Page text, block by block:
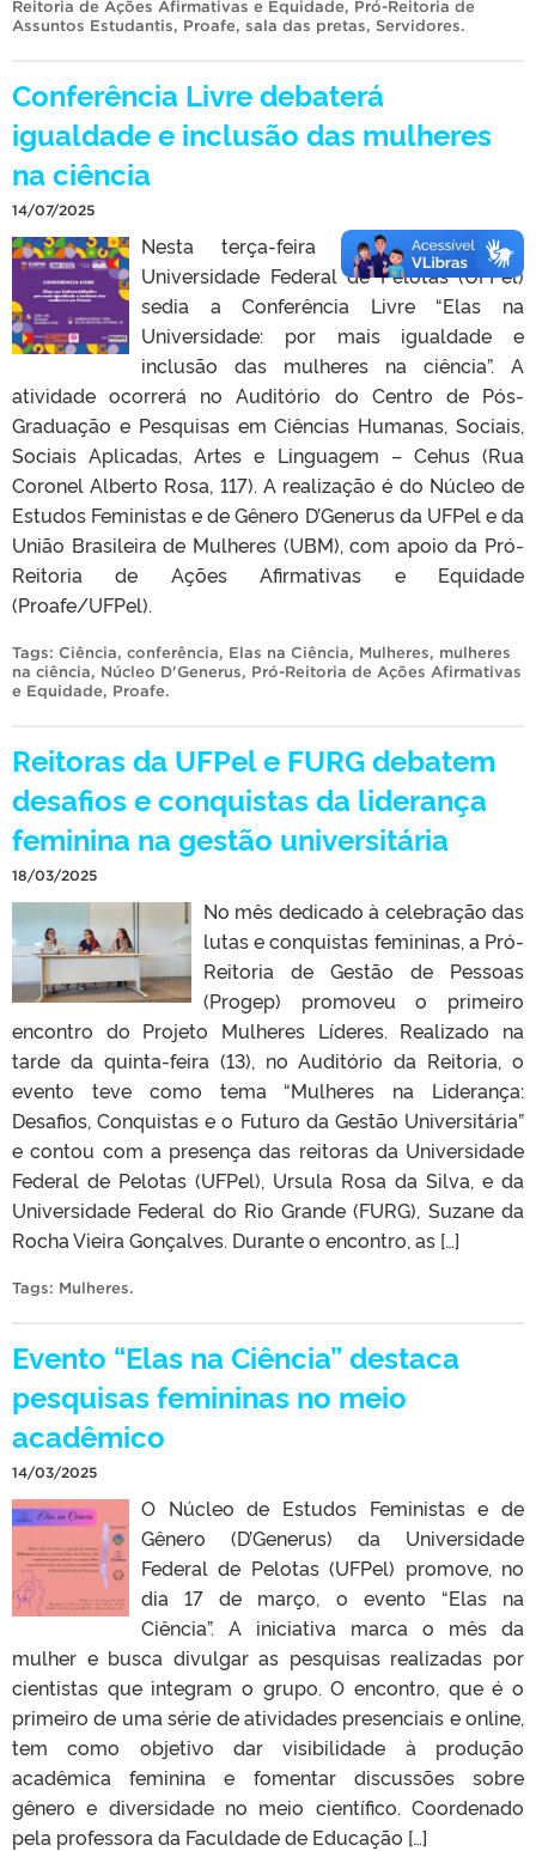
Reitoria de Ações Afirmativas e Equidade, Pró-Reitoria de
Assuntos Estudantis, Proafe, sala das pretas, Servidores.
Conferência Livre debaterá
igualdade e inclusão das mulheres
na ciência
14/07/2025
Nesta terça-feira (15), às 17h, a
Universidade Federal de Pelotas (UFPel)
sedia a Conferência Livre “Elas na
Universidade: por mais igualdade e
inclusão das mulheres na ciência”. A
atividade ocorrerá no Auditório do Centro de Pós-
Graduação e Pesquisas em Ciências Humanas, Sociais,
Sociais Aplicadas, Artes e Linguagem – Cehus (Rua
Coronel Alberto Rosa, 117). A realização é do Núcleo de
Estudos Feministas e de Gênero D’Generus da UFPel e da
União Brasileira de Mulheres (UBM), com apoio da Pró-
Reitoria de Ações Afirmativas e Equidade
(Proafe/UFPel).
Tags: Ciência, conferência, Elas na Ciência, Mulheres, mulheres
na ciência, Núcleo D'Generus, Pró-Reitoria de Ações Afirmativas
e Equidade, Proafe.
Reitoras da UFPel e FURG debatem
desafios e conquistas da liderança
feminina na gestão universitária
18/03/2025
No mês dedicado à celebração das
lutas e conquistas femininas, a Pró-
Reitoria de Gestão de Pessoas
(Progep) promoveu o primeiro
encontro do Projeto Mulheres Líderes. Realizado na
tarde da quinta-feira (13), no Auditório da Reitoria, o
evento teve como tema “Mulheres na Liderança:
Desafios, Conquistas e o Futuro da Gestão Universitária”
e contou com a presença das reitoras da Universidade
Federal de Pelotas (UFPel), Ursula Rosa da Silva, e da
Universidade Federal do Rio Grande (FURG), Suzane da
Rocha Vieira Gonçalves. Durante o encontro, as […]
Tags: Mulheres.
Evento “Elas na Ciência” destaca
pesquisas femininas no meio
acadêmico
14/03/2025
O Núcleo de Estudos Feministas e de
Gênero (D’Generus) da Universidade
Federal de Pelotas (UFPel) promove, no
dia 17 de março, o evento “Elas na
Ciência”. A iniciativa marca o mês da
mulher e busca divulgar as pesquisas realizadas por
cientistas que integram o grupo. O encontro, que é o
primeiro de uma série de atividades presenciais e online,
tem como objetivo dar visibilidade à produção
acadêmica feminina e fomentar discussões sobre
gênero e diversidade no meio científico. Coordenado
pela professora da Faculdade de Educação […]